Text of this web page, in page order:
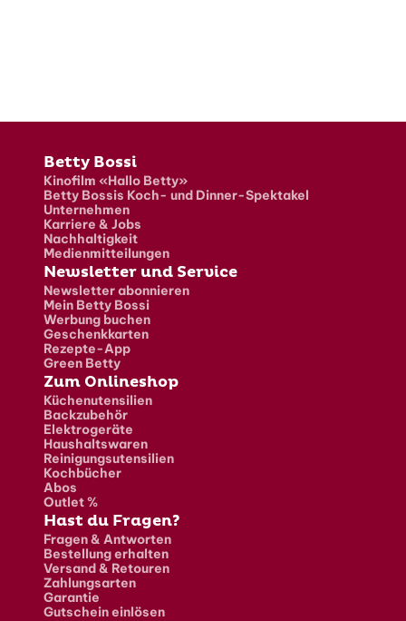
Fusszeile
Betty Bossi
Kinofilm «Hallo Betty»
Betty Bossis Koch- und Dinner-Spektakel
Unternehmen
Karriere & Jobs
Nachhaltigkeit
Medienmitteilungen
Newsletter und Service
Newsletter abonnieren
Mein Betty Bossi
Werbung buchen
Geschenkkarten
Rezepte-App
Green Betty
Zum Onlineshop
Küchenutensilien
Backzubehör
Elektrogeräte
Haushaltswaren
Reinigungsutensilien
Kochbücher
Abos
Outlet %
Hast du Fragen?
Fragen & Antworten
Bestellung erhalten
Versand & Retouren
Zahlungsarten
Garantie
Gutschein einlösen